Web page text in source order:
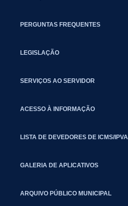
PERGUNTAS FREQUENTES
LEGISLAÇÃO
SERVIÇOS AO SERVIDOR
ACESSO À INFORMAÇÃO
LISTA DE DEVEDORES DE ICMS/IPVA
GALERIA DE APLICATIVOS
ARQUIVO PÚBLICO MUNICIPAL